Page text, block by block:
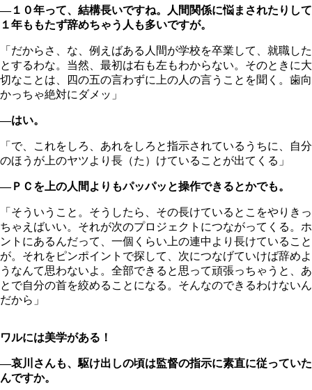
―１０年って、結構長いですね。人間関係に悩まされたりして
１年ももたず辞めちゃう人も多いですが。
「だからさ、な、例えばある人間が学校を卒業して、就職した
とするわな。当然、最初は右も左もわからない。そのときに大
切なことは、四の五の言わずに上の人の言うことを聞く。歯向
かっちゃ絶対にダメッ」
―はい。
「で、これをしろ、あれをしろと指示されているうちに、自分
のほうが上のヤツより長（た）けていることが出てくる」
―ＰＣを上の人間よりもパッパッと操作できるとかでも。
「そういうこと。そうしたら、その長けているとこをやりきっ
ちゃえばいい。それが次のプロジェクトにつながってくる。ホ
ントにあるんだって、一個くらい上の連中より長けていること
が。それをピンポイントで探して、次につなげていけば辞めよ
うなんて思わないよ。全部できると思って頑張っちゃうと、あ
とで自分の首を絞めることになる。そんなのできるわけないん
だから」
ワルには美学がある！
―哀川さんも、駆け出しの頃は監督の指示に素直に従っていた
んですか。